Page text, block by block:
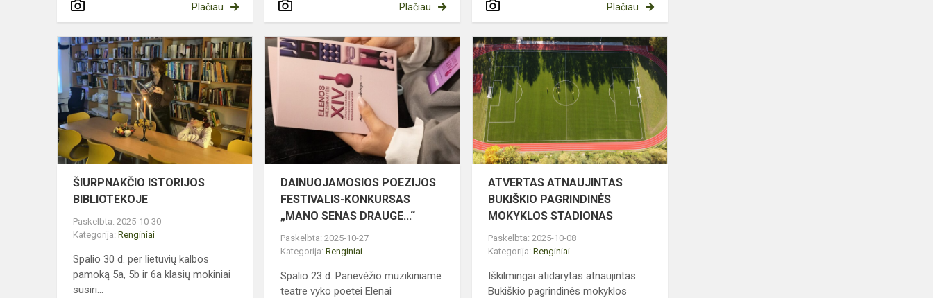
Plačiau Plačiau Plačiau
ŠIURPNAKČIO
ISTORIJOS
BIBLIOTEKOJE
ŠIURPNAKČIO ISTORIJOS
BIBLIOTEKOJE
Paskelbta: 2025-10-30
Kategorija: Renginiai
Spalio 30 d. per lietuvių kalbos
pamoką 5a, 5b ir 6a klasių mokiniai
susiri...
DAINUOJAMOSIOS
POEZIJOS
FESTIVALIS-
KONKURSAS
„MANO
SENAS
DR...
DAINUOJAMOSIOS POEZIJOS
FESTIVALIS-KONKURSAS
„MANO SENAS DRAUGE...“
Paskelbta: 2025-10-27
Kategorija:Renginiai
Spalio 23 d. Panevėžio muzikiniame
teatre vyko poetei Elenai
BUKIŠKIO
STADIONA...
ATVERTAS ATNAUJINTAS
BUKIŠKIO PAGRINDINĖS
MOKYKLOS STADIONAS
Paskelbta: 2025-10-08
Kategorija:Renginiai
Iškilmingai atidarytas atnaujintas
Bukiškio pagrindinės mokyklos